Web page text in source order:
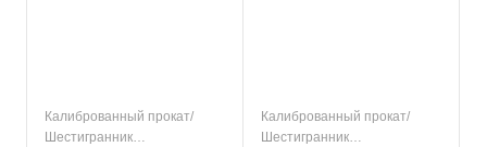
Калиброванный прокат/
Шестигранник
Калиброванный прокат/
Шестигранник